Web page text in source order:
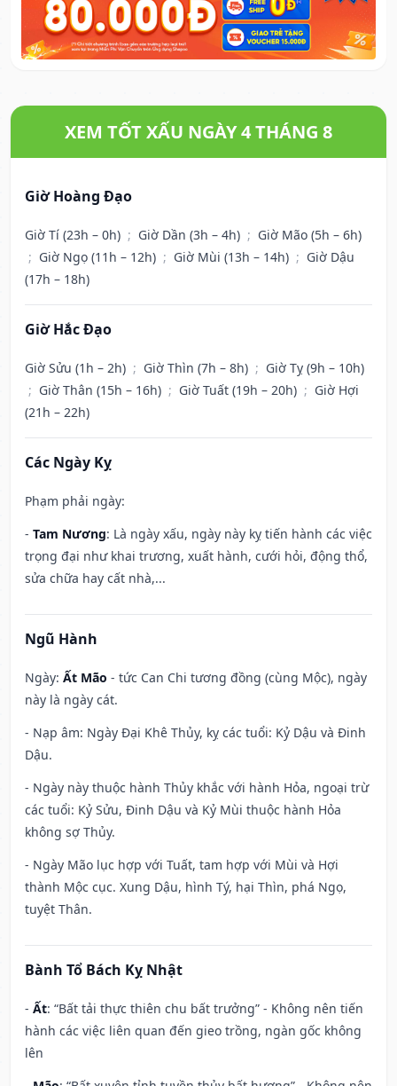
XEM TỐT XẤU NGÀY 4 THÁNG 8
Giờ Hoàng Đạo
Giờ Tí (23h – 0h) ; Giờ Dần (3h – 4h) ; Giờ Mão (5h – 6h)
; Giờ Ngọ (11h – 12h) ; Giờ Mùi (13h – 14h) ; Giờ Dậu
(17h – 18h)
Giờ Hắc Đạo
Giờ Sửu (1h – 2h) ; Giờ Thìn (7h – 8h) ; Giờ Tỵ (9h – 10h)
; Giờ Thân (15h – 16h) ; Giờ Tuất (19h – 20h) ; Giờ Hợi
(21h – 22h)
Các Ngày Kỵ
Phạm phải ngày:
- Tam Nương: Là ngày xấu, ngày này kỵ tiến hành các việc
trọng đại như khai trương, xuất hành, cưới hỏi, động thổ,
sửa chữa hay cất nhà,...
Ngũ Hành
Ngày: Ất Mão - tức Can Chi tương đồng (cùng Mộc), ngày
này là ngày cát.
- Nạp âm: Ngày Đại Khê Thủy, kỵ các tuổi: Kỷ Dậu và Đinh
Dậu.
- Ngày này thuộc hành Thủy khắc với hành Hỏa, ngoại trừ
các tuổi: Kỷ Sửu, Đinh Dậu và Kỷ Mùi thuộc hành Hỏa
không sợ Thủy.
- Ngày Mão lục hợp với Tuất, tam hợp với Mùi và Hợi
thành Mộc cục. Xung Dậu, hình Tý, hại Thìn, phá Ngọ,
tuyệt Thân.
Bành Tổ Bách Kỵ Nhật
- Ất: “Bất tải thực thiên chu bất trưởng” - Không nên tiến
hành các việc liên quan đến gieo trồng, ngàn gốc không
lên